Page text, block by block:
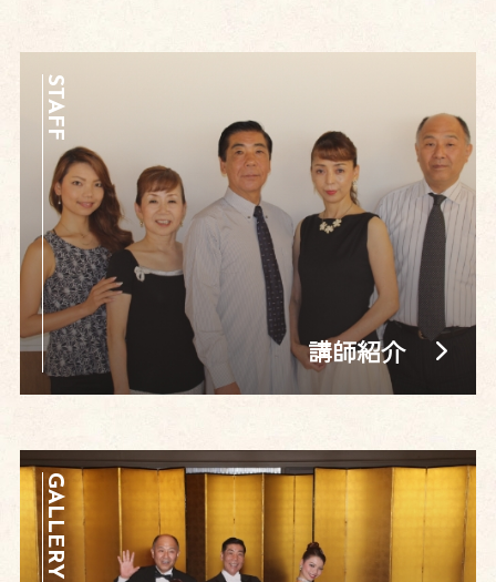
STAFF
講師紹介
GALLERY